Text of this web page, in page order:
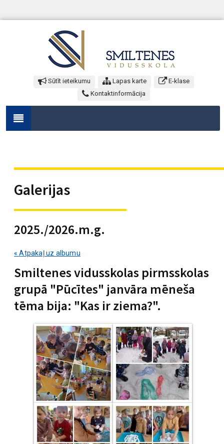
Sūtīt ieteikumu Lapas karte
E-klase
Kontaktinformācija
Galerijas
2025./2026.m.g.
« Atpakaļ uz albumu
Smiltenes vidusskolas pirmsskolas
grupā "Pūcītes" janvāra mēneša
tēma bija: "Kas ir ziema?".